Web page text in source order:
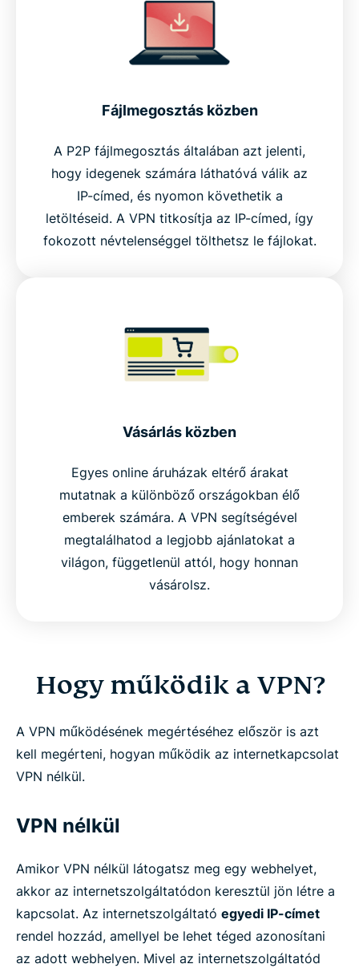
Fájlmegosztás közben
A P2P fájlmegosztás általában azt jelenti,
hogy idegenek számára láthatóvá válik az
IP-címed, és nyomon követhetik a
letöltéseid. A VPN titkosítja az IP-címed, így
fokozott névtelenséggel tölthetsz le fájlokat.
Vásárlás közben
Egyes online áruházak eltérő árakat
mutatnak a különböző országokban élő
emberek számára. A VPN segítségével
megtalálhatod a legjobb ajánlatokat a
világon, függetlenül attól, hogy honnan
vásárolsz.
Hogy működik a VPN?
A VPN működésének megértéséhez először is azt
kell megérteni, hogyan működik az internetkapcsolat
VPN nélkül.
VPN nélkül
Amikor VPN nélkül látogatsz meg egy webhelyet,
akkor az internetszolgáltatódon keresztül jön létre a
kapcsolat. Az internetszolgáltató egyedi IP-címet
rendel hozzád, amellyel be lehet téged azonosítani
az adott webhelyen. Mivel az internetszolgáltatód